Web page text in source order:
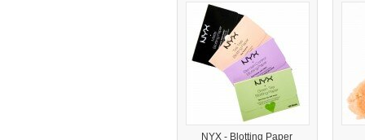
NYX - Blotting Paper